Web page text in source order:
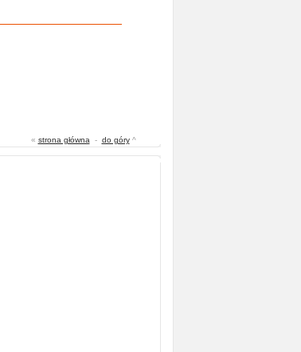
« strona główna - do góry^